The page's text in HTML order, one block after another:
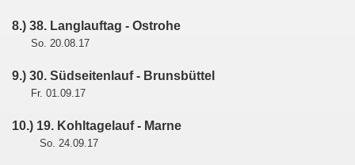
8.) 38. Langlauftag - Ostrohe
So. 20.08.17
9.) 30. Südseitenlauf - Brunsbüttel
Fr. 01.09.17
10.) 19. Kohltagelauf - Marne
So. 24.09.17